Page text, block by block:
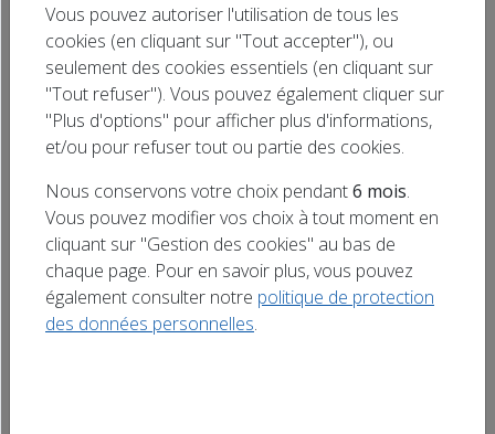
Vous pouvez autoriser l'utilisation de tous les
cookies (en cliquant sur "Tout accepter"), ou
seulement des cookies essentiels (en cliquant sur
"Tout refuser"). Vous pouvez également cliquer sur
"Plus d'options" pour afficher plus d'informations,
et/ou pour refuser tout ou partie des cookies.
Nous conservons votre choix pendant6 mois.
Vous pouvez modifier vos choix à tout moment en
cliquant sur "Gestion des cookies" au bas de
chaque page. Pour en savoir plus, vous pouvez
également consulter notre politique de protection
des données personnelles.
belote le dimanche 12 juillet au 1 rue du 1er
RCA à Widensolen près de Colmar. De
nombreux lots sont à remporter, avec des
gains allant de 50 à 200 euros ainsi que de
nombreuses autres récompenses. Buvette et